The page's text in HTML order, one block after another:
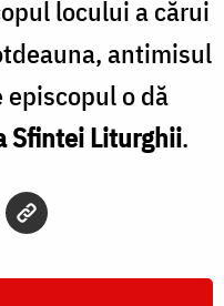
locului a cărui
antimisul
episcopul o dă
Sfintei Liturghii.